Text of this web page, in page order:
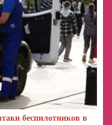
беспилотников в